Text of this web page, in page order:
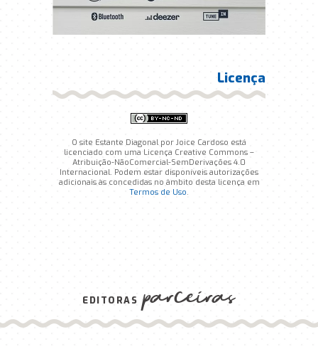
Licença
O site Estante Diagonal por Joice Cardoso está
licenciado com uma Licença Creative Commons –
Atribuição-NãoComercial-SemDerivações 4.0
Internacional. Podem estar disponíveis autorizações
adicionais às concedidas no âmbito desta licença em
Termos de Uso.
EDITORAS parceiras